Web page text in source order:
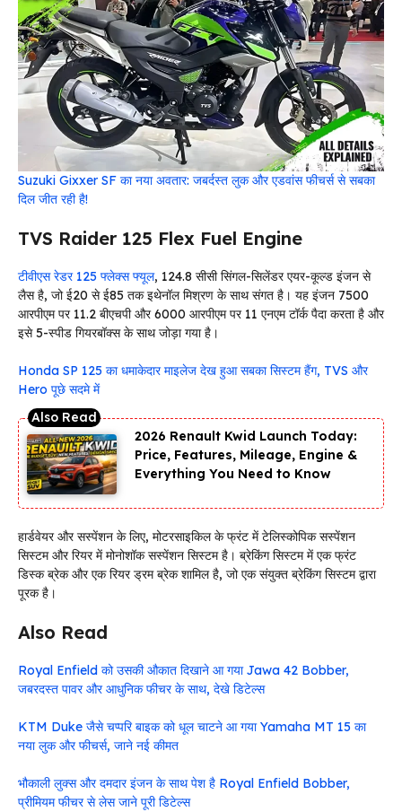
Suzuki Gixxer SF का नया अवतार: जबर्दस्त लुक और एडवांस फीचर्स से सबका
दिल जीत रही है!
TVS Raider 125 Flex Fuel Engine
टीवीएस रेडर 125 फ्लेक्स फ्यूल, 124.8 सीसी सिंगल-सिलेंडर एयर-कूल्ड इंजन से
लैस है, जो ई20 से ई85 तक इथेनॉल मिश्रण के साथ संगत है। यह इंजन 7500
आरपीएम पर 11.2 बीएचपी और 6000 आरपीएम पर 11 एनएम टॉर्क पैदा करता है और
इसे 5-स्पीड गियरबॉक्स के साथ जोड़ा गया है।
Honda SP 125 का धमाकेदार माइलेज देख हुआ सबका सिस्टम हैंग, TVS और
Hero पूछे सदमे में
2026 Renault Kwid Launch Today:
Price, Features, Mileage, Engine &
Everything You Need to Know
हार्डवेयर और सस्पेंशन के लिए, मोटरसाइकिल के फ्रंट में टेलिस्कोपिक सस्पेंशन
सिस्टम और रियर में मोनोशॉक सस्पेंशन सिस्टम है। ब्रेकिंग सिस्टम में एक फ्रंट
डिस्क ब्रेक और एक रियर ड्रम ब्रेक शामिल है, जो एक संयुक्त ब्रेकिंग सिस्टम द्वारा
पूरक है।
Also Read
Royal Enfield को उसकी औकात दिखाने आ गया Jawa 42 Bobber,
जबरदस्त पावर और आधुनिक फीचर के साथ, देखे डिटेल्स
KTM Duke जैसे चप्परि बाइक को धूल चाटने आ गया Yamaha MT 15 का
नया लुक और फीचर्स, जाने नई कीमत
भौकाली लुक्स और दमदार इंजन के साथ पेश है Royal Enfield Bobber,
प्रीमियम फीचर से लेस जाने पूरी डिटेल्स